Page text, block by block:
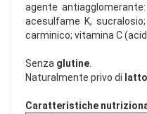
agente
acesulfame K,
carminico; vitamina C
Senza glutine.
Naturalmente privo di
Caratteristiche